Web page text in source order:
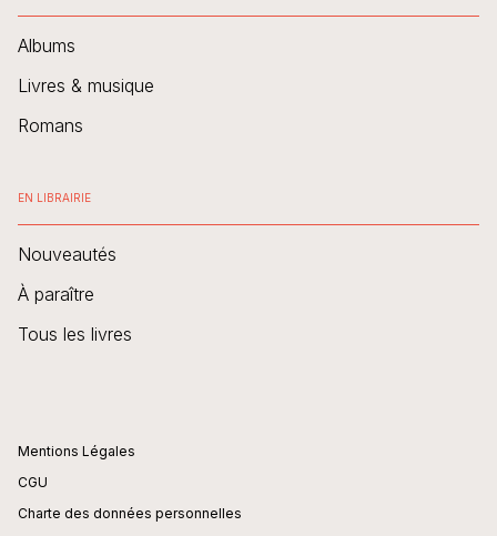
Albums
Livres & musique
Romans
EN LIBRAIRIE
Nouveautés
À paraître
Tous les livres
Mentions Légales
CGU
Charte des données personnelles